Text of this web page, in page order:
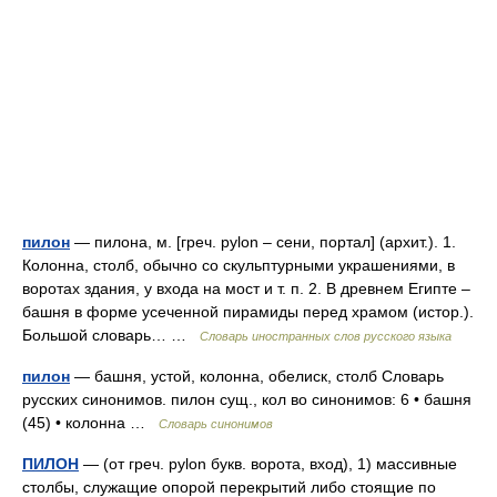
пилон — пилона, м. [греч. pylon – сени, портал] (архит.). 1.
Колонна, столб, обычно со скульптурными украшениями, в
воротах здания, у входа на мост и т. п. 2. В древнем Египте –
башня в форме усеченной пирамиды перед храмом (истор.).
Большой словарь… …
Словарь иностранных слов русского языка
пилон — башня, устой, колонна, обелиск, столб Словарь
русских синонимов. пилон сущ., кол во синонимов: 6 • башня
(45) • колонна …
Словарь синонимов
ПИЛОН — (от греч. pylon букв. ворота, вход), 1) массивные
столбы, служащие опорой перекрытий либо стоящие по